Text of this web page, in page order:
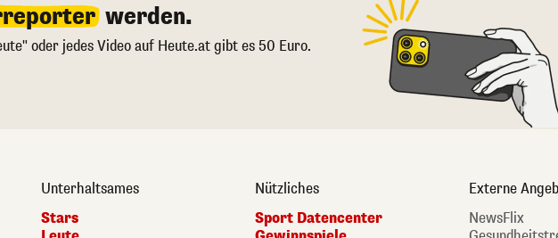
werden.
oder jedes Video auf Heute.at gibt es 50 Euro.
Unterhaltsames
Stars
Nützliches
Sport Datencenter
Externe
NewsFlix